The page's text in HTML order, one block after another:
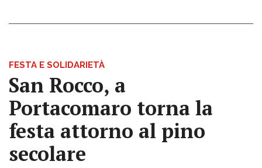
FESTA E SOLIDARIETÀ
San Rocco, a
Portacomaro torna la
festa attorno al pino
secolare